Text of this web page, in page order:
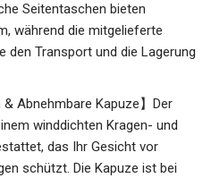
Seitentaschen bieten
während die mitgelieferte
den Transport und die Lagerung
& Abnehmbare Kapuze】Der
winddichten Kragen- und
das Ihr Gesicht vor
schützt. Die Kapuze ist bei